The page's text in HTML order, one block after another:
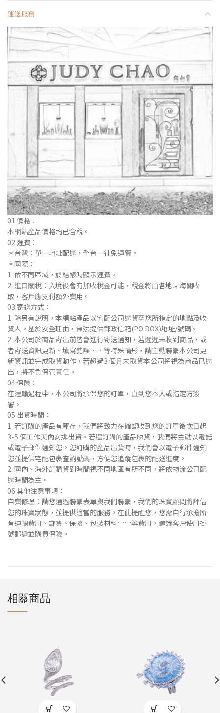
運送服務
01 價格：
本網站產品價格均已含稅。
02 運費：
＊台灣：單⼀地址配送，全台⼀律免運費。
＊國際：
1. 依不同區域，於結帳時顯⽰運費。
2. 進⼝關稅：⼊境後會有加收稅⾦可能，稅⾦將由各地區海關收
取，客⼾應⽀付額外費⽤。
03 寄送⽅式：
1. 除另有說明，本網站產品以宅配公司送貨⾄您所指定的地點及收
貨⼈。基於安全理由，無法提供郵政信箱(P.O.BOX)地址/號碼。
2. 本公司於商品寄出前皆會進⾏寄送通知，若遲遲未收到商品，或
者寄送資訊更新、填寫錯誤……等特殊情形，請主動聯繫本公司更
新資訊並完成取貨動作，若超過3 個⽉未取貨本公司將視為商品已送
出，將不負保管責任。
04 保險：
在運輸過程中，本公司將承保您的訂單，直到您本⼈或指定⽅簽
署。
05 出貨時間：
1. 若訂購的產品有庫存，我們將致⼒在確認收到您的訂單後次⽇起
3-5 個⼯作天內安排出貨。若遇訂購的產品缺貨，我們將主動以電話
或電⼦郵件通知您。您訂購的產品出貨時，我們會以電⼦郵件通知
您並提供宅配包裹查詢號碼，⽅便您追蹤包裹的配送進度。
2. 國內、海外訂購貨到時間視不同地區有所不同，將依物流公司配
送時間為主。
06 其他注意事項：
⾃費修理：請您通過聯繫表單與我們聯繫，我們的珠寶顧問將評估
您的珠寶狀態，並提供適當的服務。在此提醒您，您需⾃⾏承擔所
有運輸費⽤、郵資、保險、包裝材料……等費⽤，建議客⼾使⽤掛
號郵遞並購買保險。
相關商品